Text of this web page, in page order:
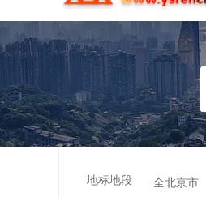
地标地段 全北京市